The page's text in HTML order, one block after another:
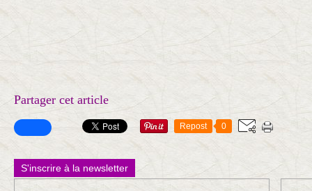
Partager cet article
Repost 0
S'inscrire à la newsletter